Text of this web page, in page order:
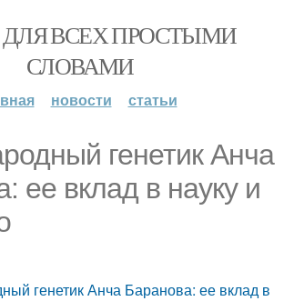
ВСЕХ ПРОСТЫМИ
СЛОВАМИ
новости статьи
генетик Анча
ее вклад в науку и
генетик Анча Баранова: ее вклад в